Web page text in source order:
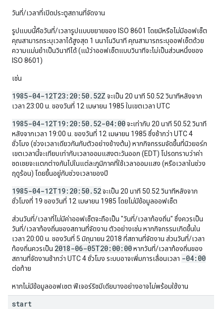
วันที่/เวลาที่เปิดประตูสถานที่จัดงาน
รูปแบบนี้คือวันที่/เวลารูปแบบขยายของ ISO 8601 โดยมีหรือไม่มีออฟเซ็ต
คุณสามารถระบุเวลาได้สูงสุด 1 นนาโนวินาที คุณสามารถระบุออฟเซ็ตด้วย
ความแม่นยำเป็นวินาทีได้ (แม้ว่าออฟเซ็ตแบบวินาทีจะไม่เป็นส่วนหนึ่งของ
ISO 8601)
เช่น
1985-04-12T23:20:50.52Z จะเป็น 20 นาที 50.52 วินาทีหลังจาก
เวลา 23:00 น. ของวันที่ 12 เมษายน 1985 ในเขตเวลา UTC
1985-04-12T19:20:50.52-04:00จะเท่ากับ 20 นาที 50.52 วินาที
หลังจากเวลา 19:00 น. ของวันที่ 12 เมษายน 1985 ซึ่งช้ากว่า UTC 4
ชั่วโมง (ช่วงเวลาเดียวกันกับตัวอย่างข้างต้น) หากกิจกรรมจัดขึ้นที่นิวยอร์ก
เขตเวลานี้จะเทียบเท่ากับเวลาออมแสงตะวันออก (EDT) โปรดทราบว่าค่า
ชดเชยจะแตกต่างกันไปในแต่ละภูมิภาคที่ใช้เวลาออมแสง (หรือเวลาในช่วง
ฤดูร้อน) โดยขึ้นอยู่กับช่วงเวลาของปี
1985-04-12T19:20:50.52จะเป็น 20 นาที 50.52 วินาทีหลังจาก
ชั่วโมงที่ 19 ของวันที่ 12 เมษายน 1985 โดยไม่มีข้อมูลออฟเซ็ต
ส่วนวันที่/เวลาที่ไม่มีค่าออฟเซ็ตจะถือเป็น "วันที่/เวลาท้องถิ่น" ซึ่งควรเป็น
วันที่/เวลาท้องถิ่นของสถานที่จัดงาน ตัวอย่างเช่น หากกิจกรรมเกิดขึ้นใน
เวลา 20:00 น. ของวันที่ 5 มิถุนายน 2018 ที่สถานที่จัดงาน ส่วนวันที่/เวลา
ท้องถิ่นควรเป็น 2018-06-05T20:00:00หากวันที่/เวลาท้องถิ่นของ
สถานที่จัดงานช้ากว่า UTC 4 ชั่วโมง ระบบอาจเพิ่มการเลื่อนเวลา -04:00
ต่อท้าย
หากไม่มีข้อมูลออฟเซต ฟีเจอร์ริชมีเดียบางอย่างอาจไม่พร้อมใช้งาน
start